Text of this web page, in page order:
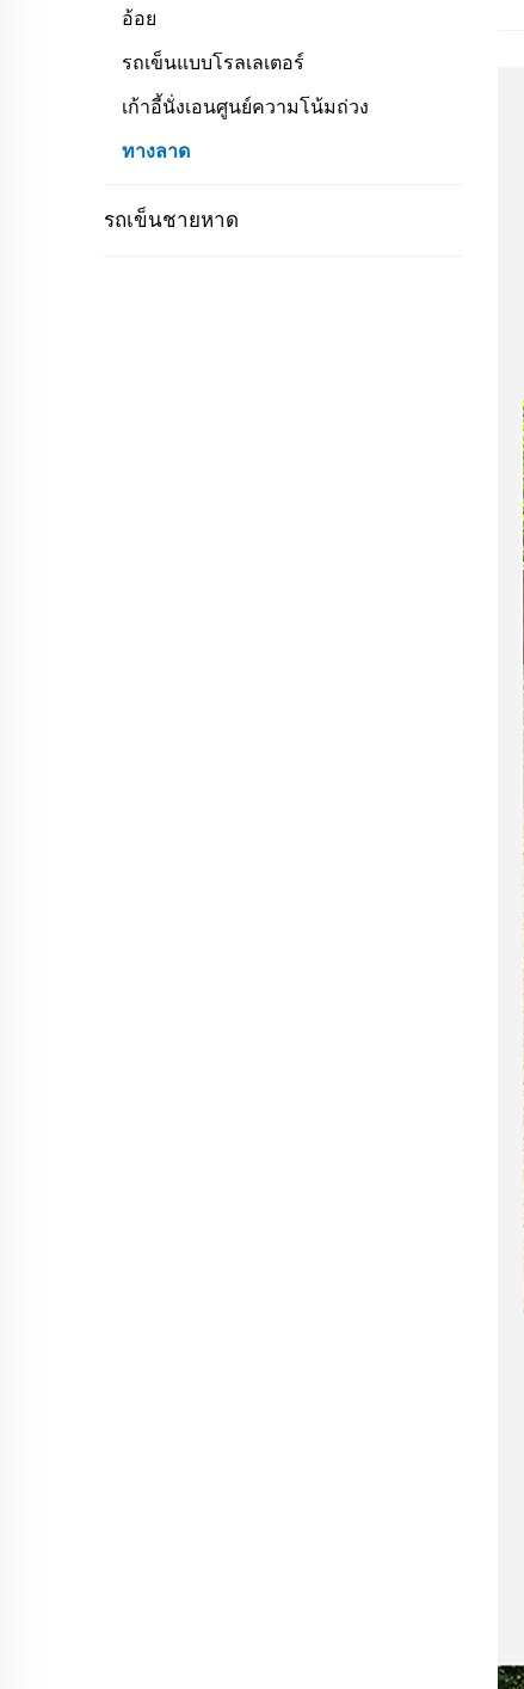
อ้อย
รถเข็นแบบโรลเลเตอร์
เก้าอี้นั่งเอนศูนย์ความโน้มถ่วง
ทางลาด
รถเข็นชายหาด